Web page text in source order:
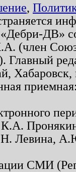
,
«Дебри-ДВ»
(член
Главный
К.А.
Левина,
СМИ